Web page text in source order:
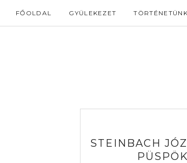
FŐOLDAL GYÜLEKEZET TÖRTÉNETÜNK
STEINBACH